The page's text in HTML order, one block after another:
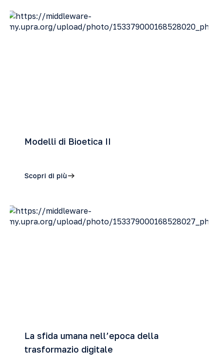
Modelli di Bioetica II
Scopri di più
La sfida umana nell’epoca della
trasformazio digitale